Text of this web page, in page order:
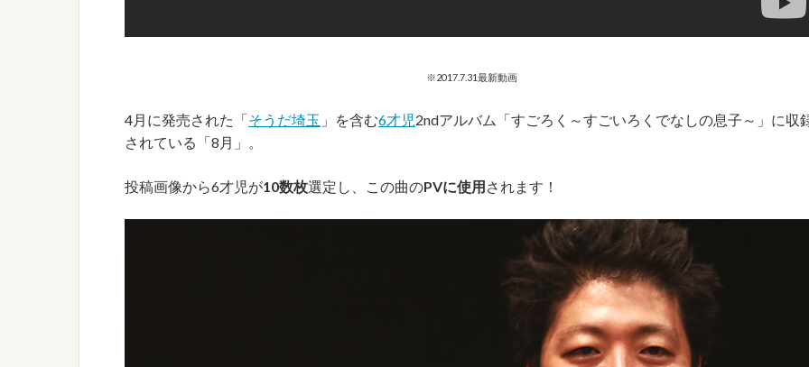
※2017.7.31最新動画
4月に発売された「そうだ埼玉 」を含む6才児2ndアルバム「すごろく～すごいろくでなしの息子～」に収
されている「8月」。
投稿画像から6才児が10数枚選定し、この曲のPVに使用されます！